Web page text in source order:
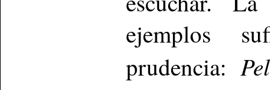
ejemplos
prudencia: